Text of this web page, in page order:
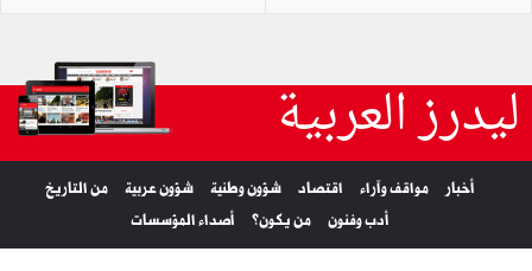
ليدرز العربية
أخبار مواقف وآراء اقتصاد شؤون وطنية شؤون عربية
من التاريخ
أدب وفنون
من يكون؟ أصداء المؤسسات